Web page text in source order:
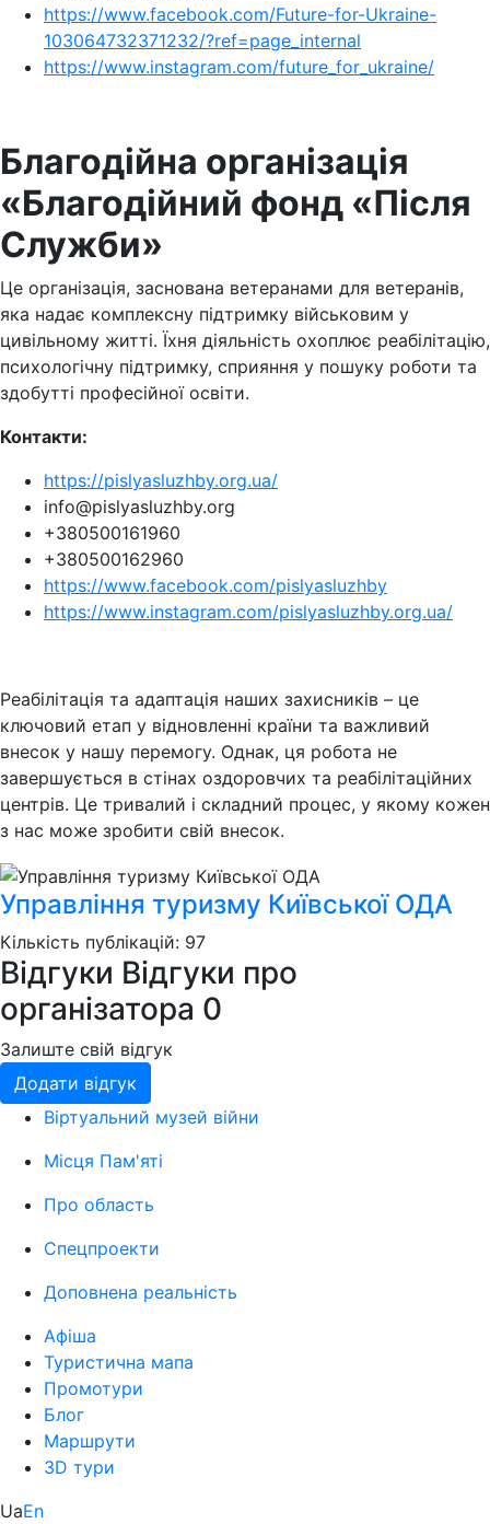
https://www.facebook.com/Future-for-Ukraine-
103064732371232/?ref=page_internal
https://www.instagram.com/future_for_ukraine/
Благодійна організація
«Благодійний фонд «Після
Служби»
Це організація, заснована ветеранами для ветеранів,
яка надає комплексну підтримку військовим у
цивільному житті. Їхня діяльність охоплює реабілітацію,
психологічну підтримку, сприяння у пошуку роботи та
здобутті професійної освіти.
Контакти:
https://pislyasluzhby.org.ua/
info@pislyasluzhby.org
+380500161960
+380500162960
https://www.facebook.com/pislyasluzhby
https://www.instagram.com/pislyasluzhby.org.ua/
Реабілітація та адаптація наших захисників – це
ключовий етап у відновленні країни та важливий
внесок у нашу перемогу. Однак, ця робота не
завершується в стінах оздоровчих та реабілітаційних
центрів. Це тривалий і складний процес, у якому кожен
з нас може зробити свій внесок.
Управління туризму Київської ОДА
Кількість публікацій: 97
Відгуки Відгуки про
організатора 0
Залиште свій відгук
Додати відгук
Віртуальний музей війни
Місця Пам'яті
Про область
Спецпроекти
Доповнена реальність
Афіша
Туристична мапа
Промотури
Блог
Маршрути
3D тури
UaEn